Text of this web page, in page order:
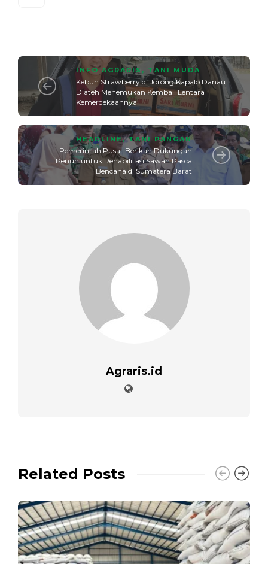
INFO AGRARIS , TANI MUDA
Kebun Strawberry di Jorong Kapalo Danau
Diateh Menemukan Kembali Lentara
Kemerdekaannya
HEADLINE,TANI PANGAN
Pemerintah Pusat Berikan Dukungan
Penuh untuk Rehabilitasi Sawah Pasca
Bencana di Sumatera Barat
Agraris.id
Related Posts